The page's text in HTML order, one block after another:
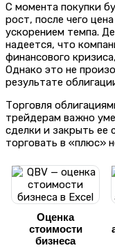
С момента покупки
рост, после чего
ускорением темпа.
надеется, что
финансового
Однако это не
результате
Торговля
трейдерам важно
сделки и закрыть ее
торговать в «плюс»
Оценка
стоимости
бизнеса